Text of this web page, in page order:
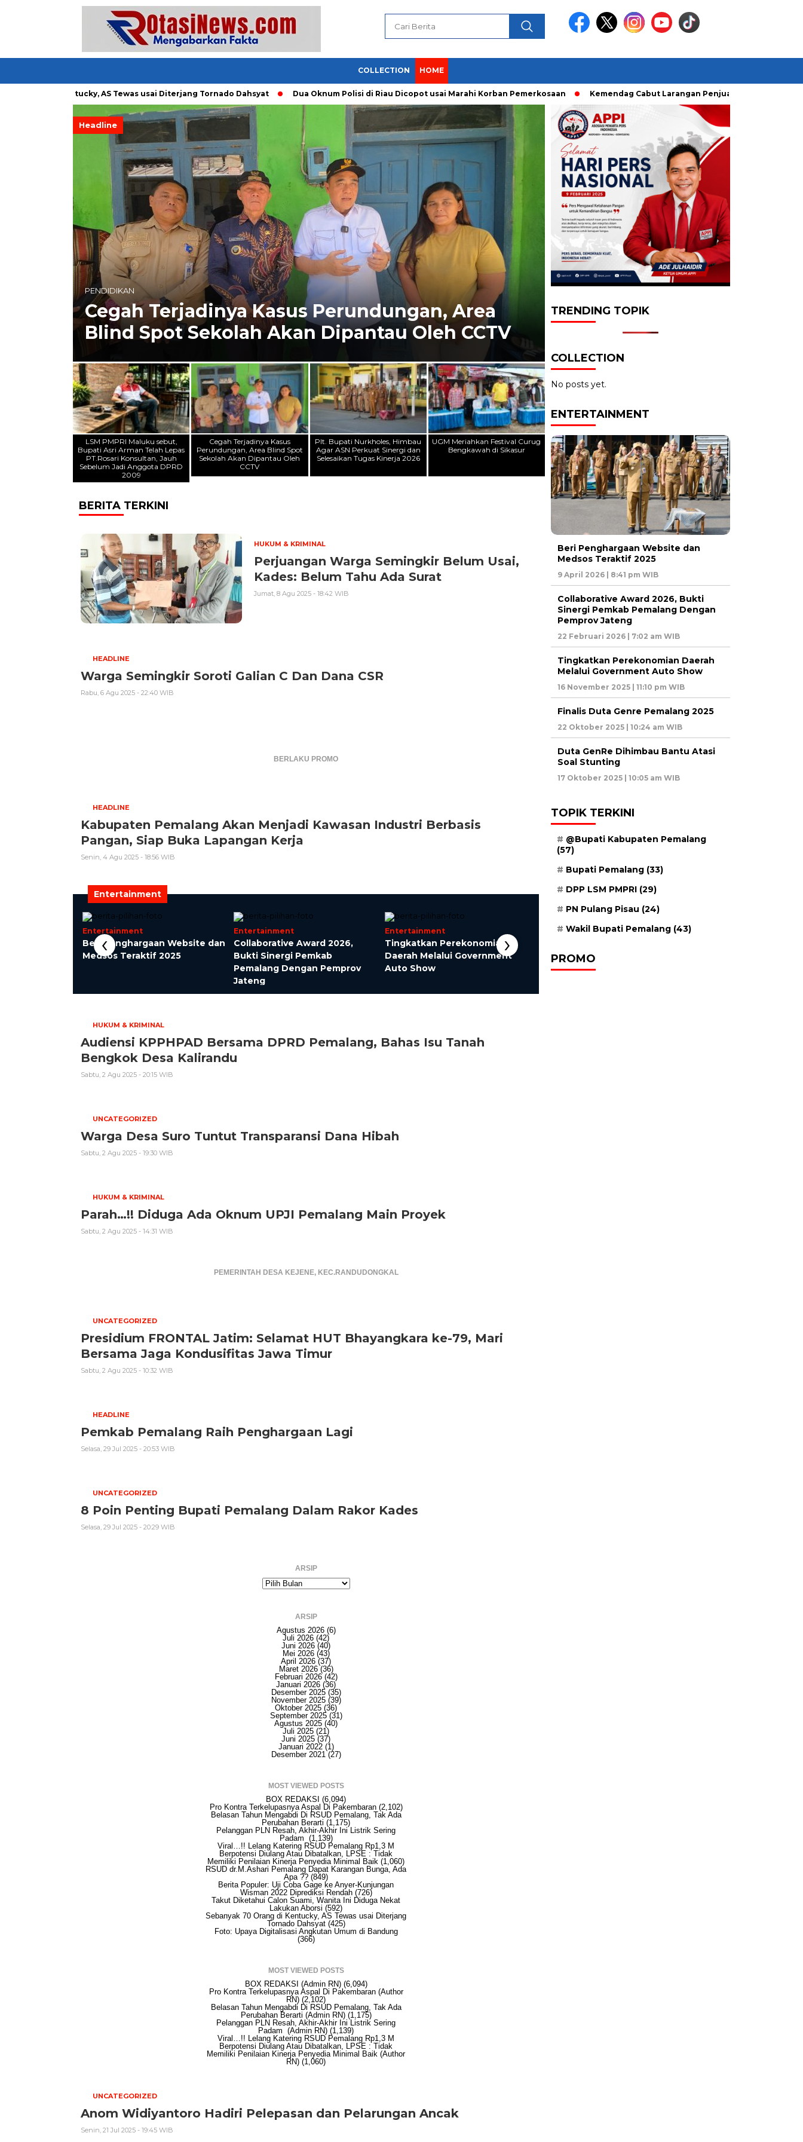
COLLECTION HOME
di Kentucky, AS Tewas usai Diterjang Tornado Dahsyat Dua Oknum Polisi di Riau Dicopot usai Marahi Korban Pemerkosaan Kemendag Cabut Larangan Penjualan Minyak Goreng Curah
Headline
PEMERINTAH
Plt. Bupati Nurkholes, Himbau Agar ASN
Perkuat Sinergi dan Selesaikan Tugas Kinerja
2026
Headline
UGM Meriahkan Festival
Sikasur
LSM PMPRI Maluku sebut,
Bupati Asri Arman Telah Lepas
PT.Rosari Konsultan, Jauh
Sebelum Jadi Anggota DPRD
2009
Cegah Terjadinya Kasus
Perundungan, Area Blind Spot
Sekolah Akan Dipantau Oleh
CCTV
Plt. Bupati Nurkholes, Himbau
Agar ASN Perkuat Sinergi dan
Selesaikan Tugas Kinerja 2026
UGM Meriahkan Festival Curug
Bengkawah di Sikasur
BERITA TERKINI
HUKUM & KRIMINAL
Perjuangan Warga Semingkir Belum Usai,
Kades: Belum Tahu Ada Surat
Jumat, 8 Agu 2025 - 18:42 WIB
HEADLINE
Warga Semingkir Soroti Galian C Dan Dana CSR
Rabu, 6 Agu 2025 - 22:40 WIB
BERLAKU PROMO
HEADLINE
Kabupaten Pemalang Akan Menjadi Kawasan Industri Berbasis
Pangan, Siap Buka Lapangan Kerja
Senin, 4 Agu 2025 - 18:56 WIB
Entertainment
Entertainment
Beri Penghargaan Website dan
Medsos Teraktif 2025
Entertainment
Collaborative Award 2026,
Bukti Sinergi Pemkab
Pemalang Dengan Pemprov
Jateng
Entertainment
Tingkatkan Perekonomian
Daerah Melalui Government
Auto Show
Entertainment
2025
Entertainment
‹ ›
HUKUM & KRIMINAL
Audiensi KPPHPAD Bersama DPRD Pemalang, Bahas Isu Tanah
Bengkok Desa Kalirandu
Sabtu, 2 Agu 2025 - 20:15 WIB
UNCATEGORIZED
Warga Desa Suro Tuntut Transparansi Dana Hibah
Sabtu, 2 Agu 2025 - 19:30 WIB
HUKUM & KRIMINAL
Parah…!! Diduga Ada Oknum UPJI Pemalang Main Proyek
Sabtu, 2 Agu 2025 - 14:31 WIB
PEMERINTAH DESA KEJENE, KEC.RANDUDONGKAL
UNCATEGORIZED
Presidium FRONTAL Jatim: Selamat HUT Bhayangkara ke-79, Mari
Bersama Jaga Kondusifitas Jawa Timur
Sabtu, 2 Agu 2025 - 10:32 WIB
HEADLINE
Pemkab Pemalang Raih Penghargaan Lagi
Selasa, 29 Jul 2025 - 20:53 WIB
UNCATEGORIZED
8 Poin Penting Bupati Pemalang Dalam Rakor Kades
Selasa, 29 Jul 2025 - 20:29 WIB
ARSIP
Arsip
ARSIP
Agustus 2026(6)
Juli 2026 (42)
Juni 2026 (40)
Mei 2026(43)
April 2026 (37)
Maret 2026(36)
Februari 2026(42)
Januari 2026 (36)
Desember 2025(35)
November 2025(39)
Oktober 2025 (36)
September 2025(31)
Agustus 2025 (40)
Juli 2025 (21)
Juni 2025 (37)
Januari 2022(1)
Desember 2021 (27)
MOST VIEWED POSTS
BOX REDAKSI (6,094)
Pro Kontra Terkelupasnya Aspal Di Pakembaran (2,102)
Belasan Tahun Mengabdi Di RSUD Pemalang, Tak Ada
Perubahan Berarti (1,175)
Pelanggan PLN Resah, Akhir-Akhir Ini Listrik Sering
Padam (1,139)
Viral…!! Lelang Katering RSUD Pemalang Rp1,3 M
Berpotensi Diulang Atau Dibatalkan, LPSE : Tidak
Memiliki Penilaian Kinerja Penyedia Minimal Baik (1,060)
RSUD dr.M.Ashari Pemalang Dapat Karangan Bunga, Ada
Apa ?? (849)
Berita Populer: Uji Coba Gage ke Anyer-Kunjungan
Wisman 2022 Diprediksi Rendah (726)
Takut Diketahui Calon Suami, Wanita Ini Diduga Nekat
Lakukan Aborsi (592)
Sebanyak 70 Orang di Kentucky, AS Tewas usai Diterjang
Tornado Dahsyat (425)
Foto: Upaya Digitalisasi Angkutan Umum di Bandung
(366)
MOST VIEWED POSTS
BOX REDAKSI (Admin RN) (6,094)
Pro Kontra Terkelupasnya Aspal Di Pakembaran (Author
RN) (2,102)
Belasan Tahun Mengabdi Di RSUD Pemalang, Tak Ada
Perubahan Berarti (Admin RN) (1,175)
Pelanggan PLN Resah, Akhir-Akhir Ini Listrik Sering
Padam (Admin RN) (1,139)
Viral…!! Lelang Katering RSUD Pemalang Rp1,3 M
Berpotensi Diulang Atau Dibatalkan, LPSE : Tidak
Memiliki Penilaian Kinerja Penyedia Minimal Baik (Author
RN) (1,060)
UNCATEGORIZED
Anom Widiyantoro Hadiri Pelepasan dan Pelarungan Ancak
Senin, 21 Jul 2025 - 19:45 WIB
TRENDING TOPIK
COLLECTION
No posts yet.
ENTERTAINMENT
Beri Penghargaan Website dan
Medsos Teraktif 2025
9 April 2026 | 8:41 pm WIB
Collaborative Award 2026, Bukti
Sinergi Pemkab Pemalang Dengan
Pemprov Jateng
22 Februari 2026 | 7:02 am WIB
Tingkatkan Perekonomian Daerah
Melalui Government Auto Show
16 November 2025 | 11:10 pm WIB
Finalis Duta Genre Pemalang 2025
22 Oktober 2025 | 10:24 am WIB
Duta GenRe Dihimbau Bantu Atasi
Soal Stunting
17 Oktober 2025 | 10:05 am WIB
TOPIK TERKINI
@Bupati Kabupaten Pemalang
(57)
Bupati Pemalang (33)
DPP LSM PMPRI (29)
PN Pulang Pisau (24)
Wakil Bupati Pemalang (43)
PROMO